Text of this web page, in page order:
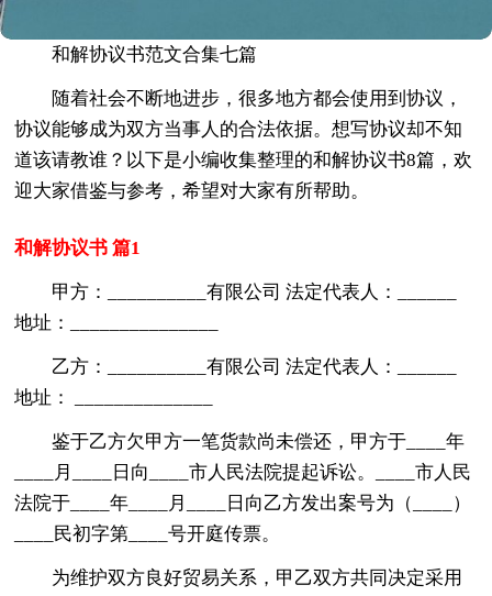
和解协议书范文合集七篇
随着社会不断地进步，很多地方都会使用到协议，
协议能够成为双方当事人的合法依据。想写协议却不知
道该请教谁？以下是小编收集整理的和解协议书8篇，欢
迎大家借鉴与参考，希望对大家有所帮助。
和解协议书 篇1
甲方：__________有限公司 法定代表人：______
地址：_______________
乙方：__________有限公司 法定代表人：______
地址： ______________
鉴于乙方欠甲方一笔货款尚未偿还，甲方于____年
____月____日向____市人民法院提起诉讼。____市人民
法院于____年____月____日向乙方发出案号为（____）
____民初字第____号开庭传票。
为维护双方良好贸易关系，甲乙双方共同决定采用